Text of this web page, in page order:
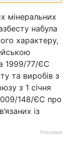
мінеральних
набула
характеру,
1999/77/ЄС
та виробів з
з 1 січня
148/ЄС про
із
Реклама